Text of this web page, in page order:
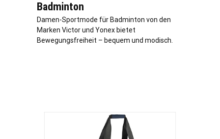
Badminton
Damen-Sportmode für Badminton von den
Marken Victor und Yonex bietet
Bewegungsfreiheit – bequem und modisch.